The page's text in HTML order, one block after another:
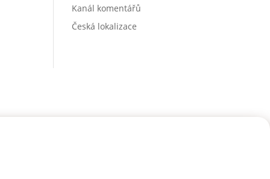
Kanál komentářů
Česká lokalizace